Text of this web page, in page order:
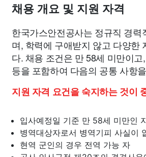
채용 개요 및 지원 자격
한국가스안전공사는 정규직 경력
며, 학력에 구애받지 않고 다양한
다. 채용 조건은 만 58세 미만이
등을 포함하여 다음의 공통 사항
지원 자격 요건을 숙지하는 것이
입사예정일 기준 만 58세 미만인
병역대상자로서 병역기피 사실이
현역 군인의 경우 전역 가능 자